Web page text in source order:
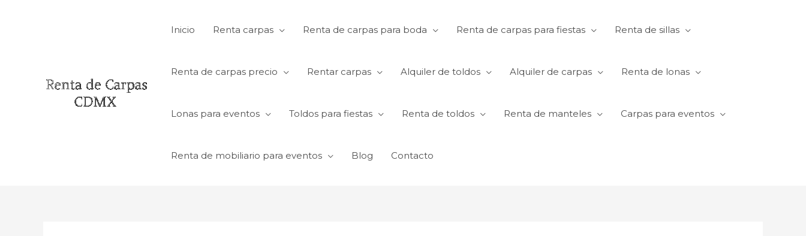
Inicio Renta carpas Renta de carpas para boda Renta de carpas para fiestas Renta de sillas
Renta de carpas precio Rentar carpas Alquiler de toldos Alquiler de carpas Renta de lonas
Lonas para eventos Toldos para fiestas Renta de toldos Renta de manteles Carpas para eventos
Renta de mobiliario para eventos Blog Contacto